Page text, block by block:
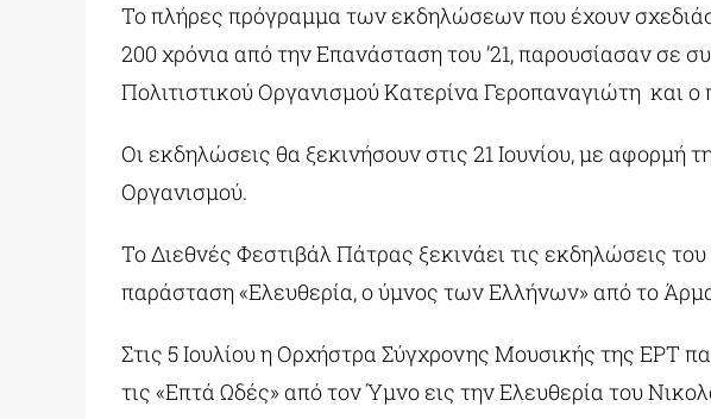
Το πλήρες πρόγραμμα των εκδηλώσεων που έχουν
200 χρόνια από την Επανάσταση του ’21, παρουσίασαν
Πολιτιστικού Οργανισμού Κατερίνα Γεροπαναγιώτη
Οι εκδηλώσεις θα ξεκινήσουν στις 21 Ιουνίου, με
Οργανισμού.
Το Διεθνές Φεστιβάλ Πάτρας ξεκινάει τις εκδηλώσεις
παράσταση «Ελευθερία, ο ύμνος των Ελλήνων» από το
Στις 5 Ιουλίου η Ορχήστρα Σύγχρονης Μουσικής της ΕΡΤ
τις «Επτά Ωδές» από τον Ύμνο εις την Ελευθερία του